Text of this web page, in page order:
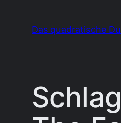
Das quadratische